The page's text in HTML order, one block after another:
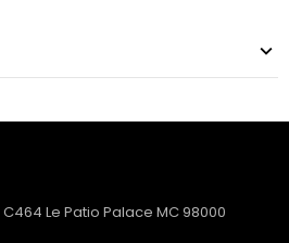
Le Patio Palace MC 98000